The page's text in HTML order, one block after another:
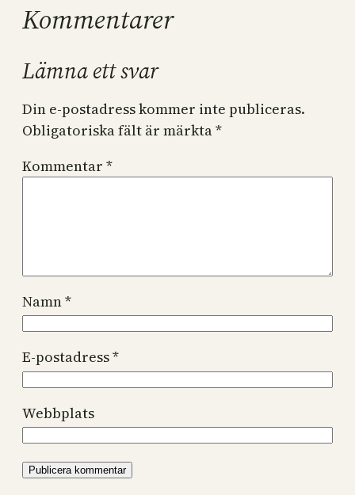
Kommentarer
Lämna ett svar
Din e-postadress kommer inte publiceras.
Obligatoriska fält är märkta*
Kommentar *
Namn*
E-postadress*
Webbplats